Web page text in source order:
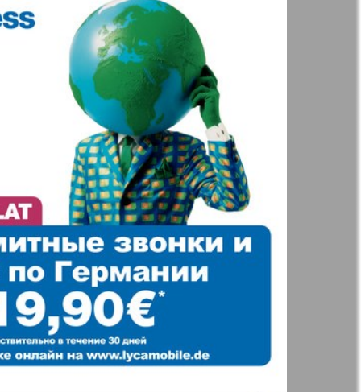
71
83
Дом и семья
газета
Еврейская
панорама
Жизнь женщины
Идеальная фирма
Катюша